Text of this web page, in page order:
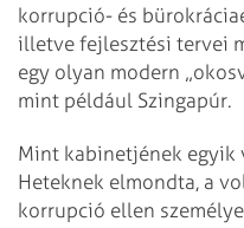
korrupció- és
illetve fejlesztési tervei
egy olyan modern
mint például Szingapúr.
Mint kabinetjének egyik
Heteknek elmondta, a
korrupció ellen